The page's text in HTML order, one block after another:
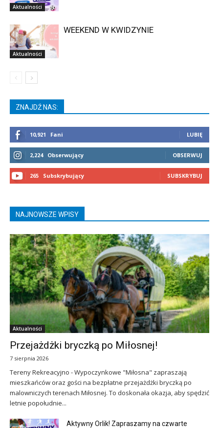
Aktualności
Aktualności
WEEKEND W KWIDZYNIE
ZNAJDŹ NAS:
10,921 Fani LUBIĘ
2,224 Obserwujący OBSERWUJ
265 Subskrybujący SUBSKRYBUJ
NAJNOWSZE WPISY
Aktualności
Przejażdżki bryczką po Miłosnej!
7 sierpnia 2026
Tereny Rekreacyjno - Wypoczynkowe "Miłosna" zapraszają
mieszkańców oraz gości na bezpłatne przejażdżki bryczką po
malowniczych terenach Miłosnej. To doskonała okazja, aby spędzić
letnie popołudnie...
Aktywny Orlik! Zapraszamy na czwarte